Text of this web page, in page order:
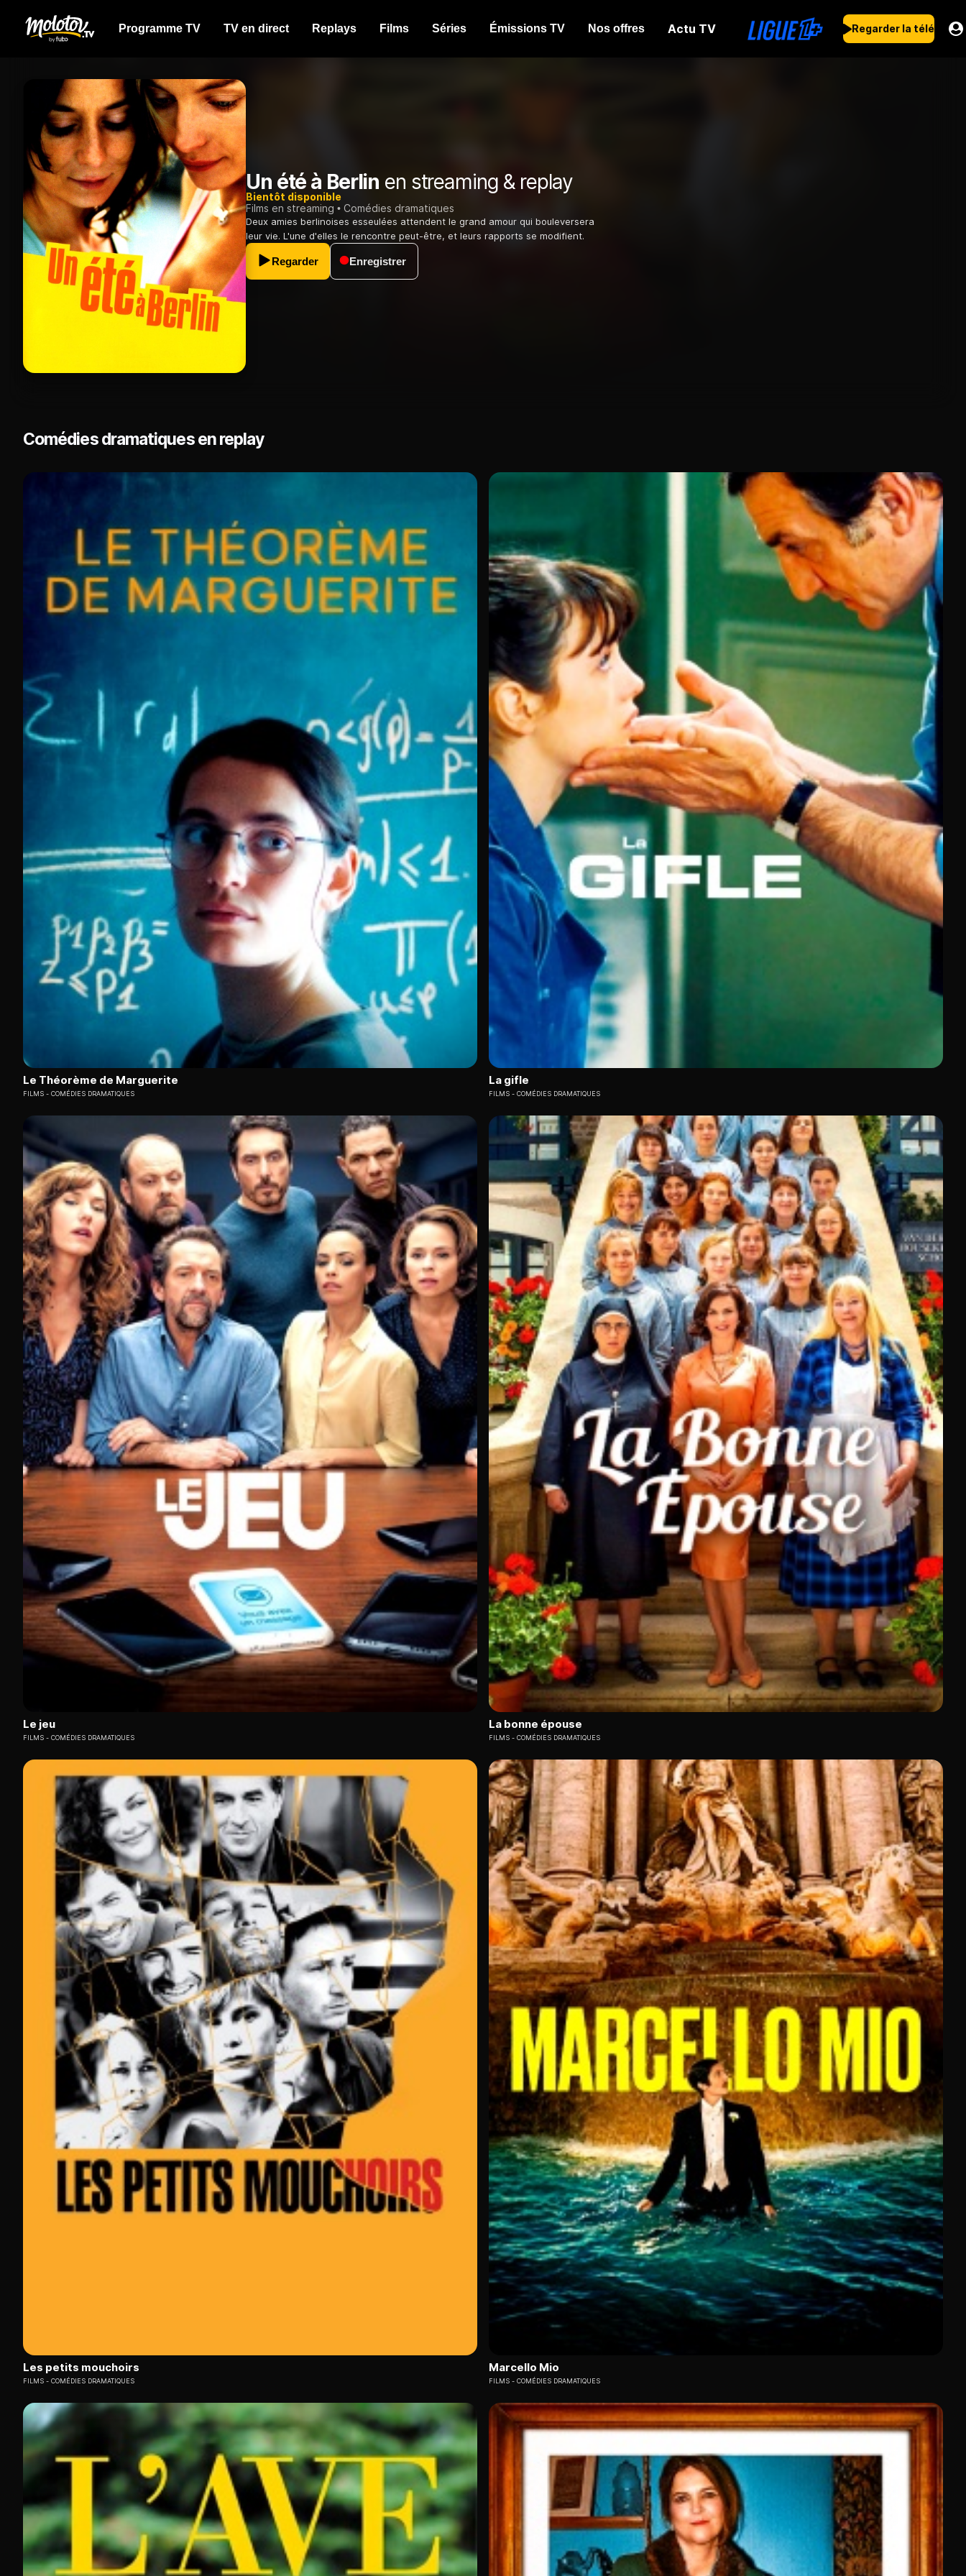
Programme TV TV en direct Replays Films Séries Émissions TV Nos offres Actu TV Regarder la télé
Un été à Berlin en streaming & replay
Bientôt disponible
Films en streaming
Comédies dramatiques
Deux amies berlinoises esseulées attendent le grand amour qui bouleversera
leur vie. L'une d'elles le rencontre peut-être, et leurs rapports se modifient.
Regarder Enregistrer
Comédies dramatiques en replay
Le Théorème de Marguerite
FILMS COMÉDIES DRAMATIQUES
La gifle
FILMS COMÉDIES DRAMATIQUES
Le jeu
FILMS COMÉDIES DRAMATIQUES
La bonne épouse
FILMS COMÉDIES DRAMATIQUES
Les petits mouchoirs
FILMS COMÉDIES DRAMATIQUES
Marcello Mio
FILMS COMÉDIES DRAMATIQUES